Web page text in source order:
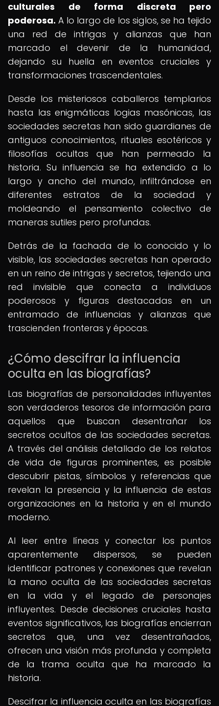
culturales de forma discreta pero
poderosa. A lo largo de los siglos, se ha tejido
una red de intrigas y alianzas que han
marcado el devenir de la humanidad,
dejando su huella en eventos cruciales y
transformaciones trascendentales.
Desde los misteriosos caballeros templarios
hasta las enigmáticas logias masónicas, las
sociedades secretas han sido guardianes de
antiguos conocimientos, rituales esotéricos y
filosofías ocultas que han permeado la
historia. Su influencia se ha extendido a lo
largo y ancho del mundo, infiltrándose en
diferentes estratos de la sociedad y
moldeando el pensamiento colectivo de
maneras sutiles pero profundas.
Detrás de la fachada de lo conocido y lo
visible, las sociedades secretas han operado
en un reino de intrigas y secretos, tejiendo una
red invisible que conecta a individuos
poderosos y figuras destacadas en un
entramado de influencias y alianzas que
trascienden fronteras y épocas.
¿Cómo descifrar la influencia
oculta en las biografías?
Las biografías de personalidades influyentes
son verdaderos tesoros de información para
aquellos que buscan desentrañar los
secretos ocultos de las sociedades secretas.
A través del análisis detallado de los relatos
de vida de figuras prominentes, es posible
descubrir pistas, símbolos y referencias que
revelan la presencia y la influencia de estas
organizaciones en la historia y en el mundo
moderno.
Al leer entre líneas y conectar los puntos
aparentemente dispersos, se pueden
identificar patrones y conexiones que revelan
la mano oculta de las sociedades secretas
en la vida y el legado de personajes
influyentes. Desde decisiones cruciales hasta
eventos significativos, las biografías encierran
secretos que, una vez desentrañados,
ofrecen una visión más profunda y completa
de la trama oculta que ha marcado la
historia.
Descifrar la influencia oculta en las biografías